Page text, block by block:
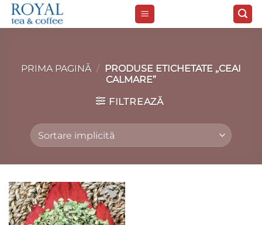
Skip
PRIMA PAGINĂ / PRODUSE ETICHETATE „CEAI
CALMARE”
FILTREAZĂ
Add to
wishlist